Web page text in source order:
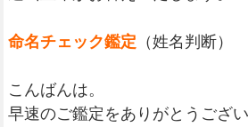
命名チェック鑑定 （姓名判断）
こんばんは。
早速のご鑑定をありがとうござい